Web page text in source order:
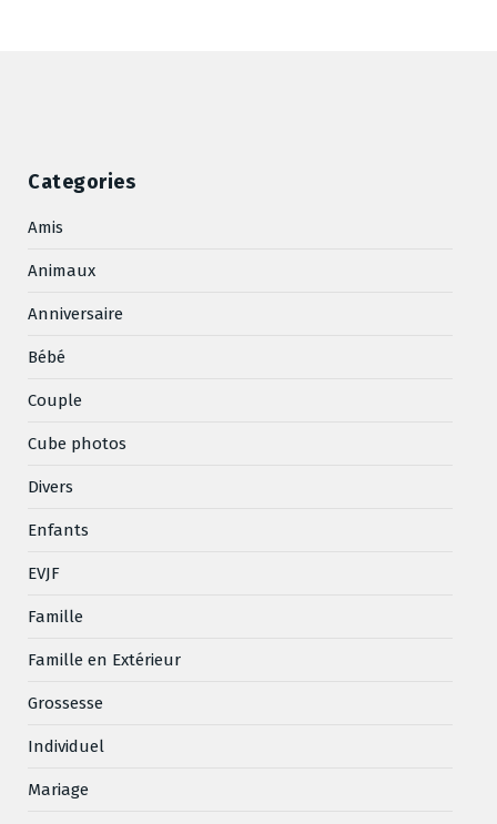
Categories
Amis
Animaux
Anniversaire
Bébé
Couple
Cube photos
Divers
Enfants
EVJF
Famille
Famille en Extérieur
Grossesse
Individuel
Mariage